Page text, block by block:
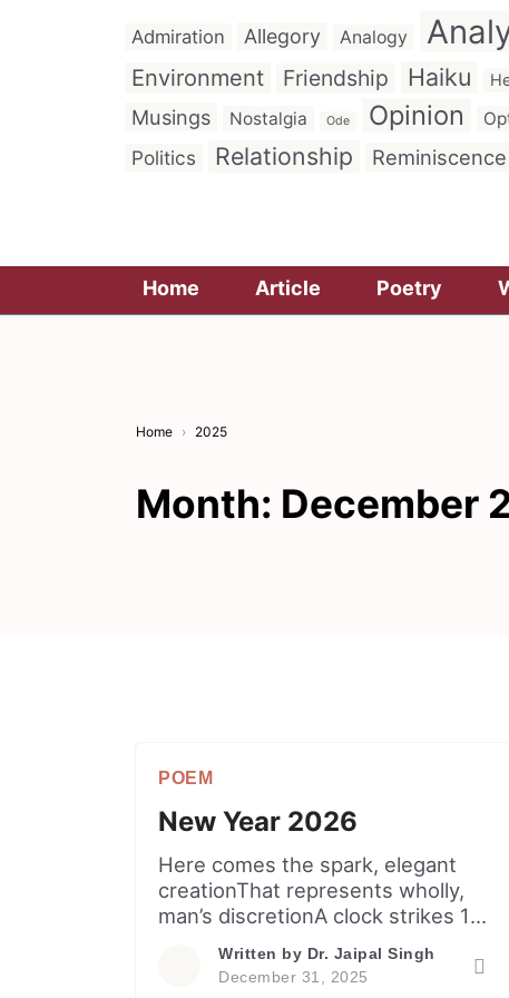
Admiration Allegory Analogy
Environment
Friendship Haiku
Musings
Nostalgia Ode Opinion
Politics Relationship Reminiscence
Home Article Poetry
Home 2025
Month: December
POEM
New Year 2026
Here comes the spark, elegant
creationThat represents wholly,
man’s discretionA clock strikes 12,
open to create future’s tales. A
gentle tide of days shines on the
Written by Dr. Jaipal Singh
December 31, 2025